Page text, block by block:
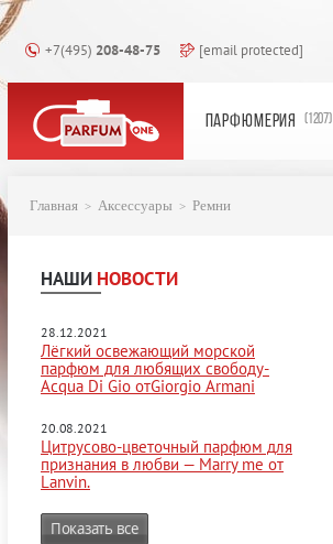
+7(495) 208-48-75 [email protected]
ПАРФЮМЕРИЯ (1207)
Главная Аксессуары Ремни
НАШИ НОВОСТИ
28.12.2021
Лёгкий освежающий морской
парфюм для любящих свободу-
Acqua Di Gio отGiorgio Armani
20.08.2021
Цитрусово-цветочный парфюм для
признания в любви — Marry me от
Lanvin.
Показать все